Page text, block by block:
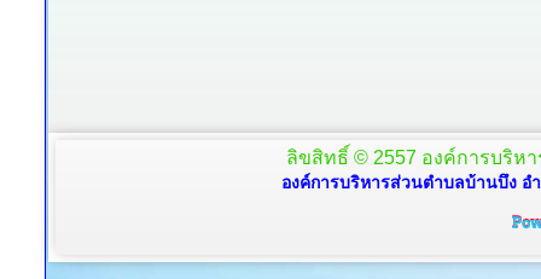
ลิขสิทธิ์ © 2557 องค์การบริห
องค์การบริหารส่วนตำบลบ้านบึง อ